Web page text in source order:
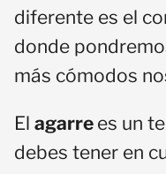
diferente es el
donde
más cómodos
El agarre es un
debes tener en